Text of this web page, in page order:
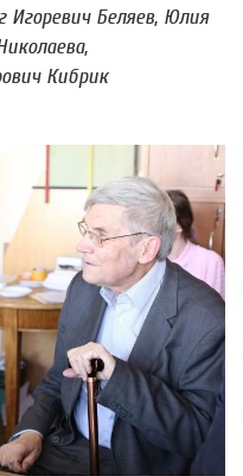
Игоревич Беляев, Юлия
Кибрик